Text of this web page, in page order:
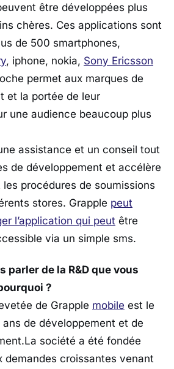
être développées plus
chères. Ces applications sont
de 500 smartphones,
, iphone, nokia, Sony Ericsson
permet aux marques de
et la portée de leur
une audience beaucoup plus
assistance et un conseil tout
de développement et accélère
procédures de soumissions
stores. Grapple peut
l’application qui peut être
via un simple sms.
parler de la R&D que vous
?
de Grapple mobile est le
de développement et de
société a été fondée
demandes croissantes venant